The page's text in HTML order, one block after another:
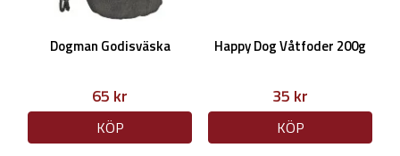
Dogman Godisväska
65 kr
KÖP
Happy Dog Våtfoder 200g
35 kr
KÖP